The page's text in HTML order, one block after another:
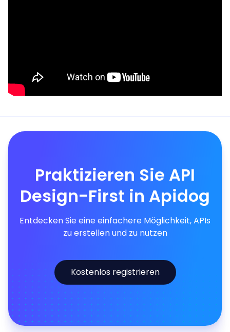
Praktizieren Sie API
Design-First in Apidog
Entdecken Sie eine einfachere Möglichkeit, APIs
zu erstellen und zu nutzen
Kostenlos registrieren